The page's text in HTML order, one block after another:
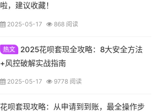
啦，建议收藏！
2025-05-17 868 阅读
热文
2025花呗套现全攻略：8大安全方法
+风控破解实战指南
2025-05-17 9778 阅读
花呗套现攻略：从申请到到账，最全操作步